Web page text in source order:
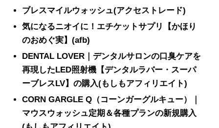
ブレスマイルウォッシュ(アクセストレード)
気になるニオイに！エチケットサプリ【かほり
のおめぐ実】(afb)
DENTAL LOVER｜デンタルサロンの口臭ケアを
再現したLED照射機【デンタルラバー・スーパ
ーブレスLV】の購入(もしもアフィリエイト)
CORN GARGLE Q（コーンガーグルキュー）｜
マウスウォッシュ定期＆各種プランの新規購入